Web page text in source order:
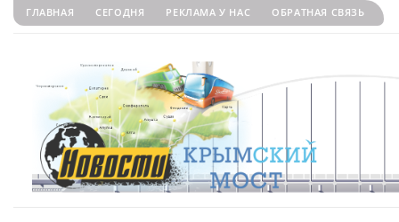
ГЛАВНАЯ СЕГОДНЯ РЕКЛАМА У НАС ОБРАТНАЯ СВЯЗЬ